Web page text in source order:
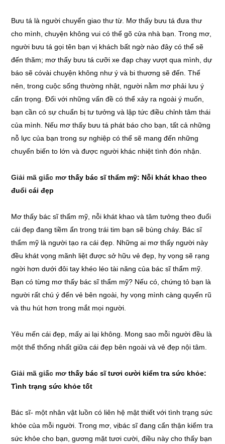
Bưu tá là người chuyển giao thư từ. Mơ thấy bưu tá đưa thư
cho mình, chuyện không vui có thể gõ cửa nhà bạn. Trong mơ,
người bưu tá gọi tên bạn vị khách bất ngờ nào đây có thể sẽ
đến thăm; mơ thấy bưu tá cưỡi xe đạp chạy vượt qua mình, dự
báo sẽ cóvài chuyện không như ý và bi thương sẽ đến. Thế
nên, trong cuộc sống thường nhật, người nằm mơ phải lưu ý
cẩn trọng. Đối với những vấn đề có thể xảy ra ngoài ý muốn,
bạn cần có sự chuẩn bị tư tưởng và lập tức điều chỉnh tâm thái
của mình. Nếu mơ thấy bưu tá phát báo cho bạn, tất cả những
nỗ lực của bạn trong sự nghiệp có thể sẽ mang đến những
chuyển biến to lớn và được người khác nhiệt tình đón nhận.
Giải mã giấc mơthấy bác sĩ thẩm mỹ: Nỗỉ khát khao theo
đuổi cái đẹp
Mơ thấy bác sĩ thẩm mỹ, nỗi khát khao và tâm tưởng theo đuổi
cái đẹp đang tiềm ẩn trong trái tim bạn sẽ bùng cháy. Bác sĩ
thẩm mỹ là người tạo ra cái đẹp. Những ai mơ thấy người này
đều khát vọng mãnh liệt được sở hữu vẻ đẹp, hy vọng sẽ rạng
ngời hơn dưới đôi tay khéo léo tài năng của bác sĩ thẩm mỹ.
Bạn có từng mơ thấy bác sĩ thẩm mỹ? Nếu có, chứng tỏ bạn là
người rất chú ý đến vẻ bên ngoài, hy vọng mình càng quyến rũ
và thu hút hơn trong mắt mọi người.
Yêu mến cái đẹp, mấy ai lại không. Mong sao mỗi người đều là
một thể thống nhất giữa cái đẹp bên ngoài và vẻ đẹp nội tâm.
Giải mã giấc mơthấy bác sĩ tươi cười kiểm tra sức khỏe:
Tình trạng sức khỏe tốt
Bác sĩ- một nhân vật luồn có liên hệ mật thiết với tình trạng sức
khỏe của mỗi người. Trong mơ, vịbác sĩ đang cẩn thận kiểm tra
sức khỏe cho bạn, gương mặt tươi cười, điều này cho thấy bạn